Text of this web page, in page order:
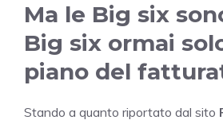
Ma le Big six
Big six ormai
piano del
Stando a quanto riportato dal sito